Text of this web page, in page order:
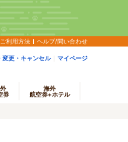
利用方法 ヘルプ/問い合わせ
変更・キャンセル マイページ
券
海外
航空券+ホテル